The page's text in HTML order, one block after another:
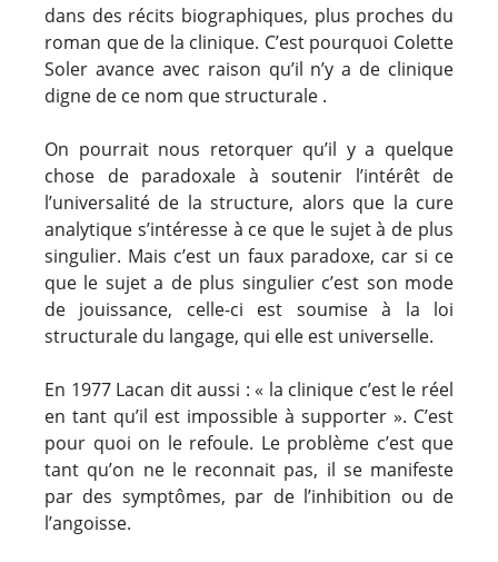
dans des récits biographiques, plus proches du
roman que de la clinique. C’est pourquoi Colette
Soler avance avec raison qu’il n’y a de clinique
digne de ce nom que structurale .
On pourrait nous retorquer qu’il y a quelque
chose de paradoxale à soutenir l’intérêt de
l’universalité de la structure, alors que la cure
analytique s’intéresse à ce que le sujet à de plus
singulier. Mais c’est un faux paradoxe, car si ce
que le sujet a de plus singulier c’est son mode
de jouissance, celle-ci est soumise à la loi
structurale du langage, qui elle est universelle.
En 1977 Lacan dit aussi : « la clinique c’est le réel
en tant qu’il est impossible à supporter ». C’est
pour quoi on le refoule. Le problème c’est que
tant qu’on ne le reconnait pas, il se manifeste
par des symptômes, par de l’inhibition ou de
l’angoisse.